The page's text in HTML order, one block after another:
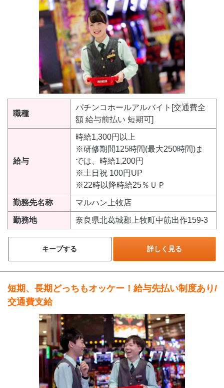
職種
パチンコホールアルバイト[交通費全
額 給与前払い 短期可]
給与
時給1,300円以上
※研修期間125時間(最大250時間)ま
では、時給1,200円
※土日祝 100円UP
※22時以降時給25％ＵＰ
勤務先名称 マルハン上牧店
勤務地 奈良県北葛城郡上牧町中筋出作159-3
キープする 詳しく見る
短期、長期どっちもオッケー！給与先払い制度あり/
交通費支給